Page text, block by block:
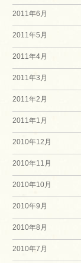
2011年6月
2011年5月
2011年4月
2011年3月
2011年2月
2011年1月
2010年12月
2010年11月
2010年10月
2010年9月
2010年8月
2010年7月